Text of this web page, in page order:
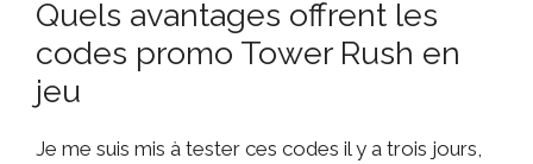
Quels avantages offrent les
codes promo Tower Rush en
jeu
Je me suis mis à tester ces codes il y a trois jours,